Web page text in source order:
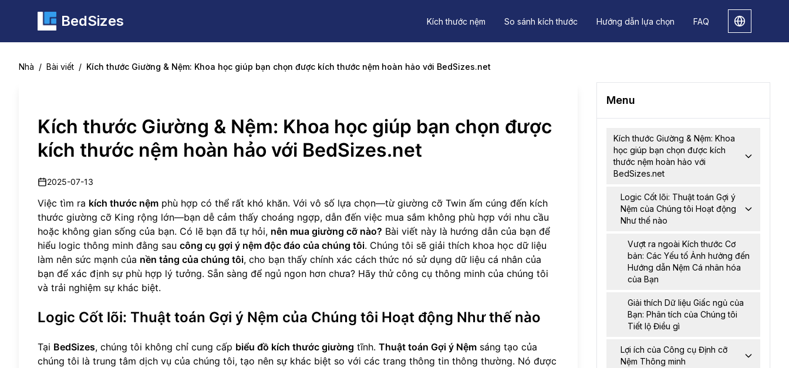
BedSizes Kích thước nệm So sánh kích thước Hướng dẫn lựa chọn FAQ
Nhà / Bài viết / Kích thước Giường & Nệm: Khoa học giúp bạn chọn được kích thước nệm hoàn hảo với BedSizes.net
Kích thước Giường & Nệm: Khoa học giúp bạn chọn được
kích thước nệm hoàn hảo với BedSizes.net
2025-07-13
Việc tìm ra kích thước nệm phù hợp có thể rất khó khăn. Với vô số lựa chọn—từ giường cỡ Twin ấm cúng đến kích
thước giường cỡ King rộng lớn—bạn dễ cảm thấy choáng ngợp, dẫn đến việc mua sắm không phù hợp với nhu cầu
hoặc không gian sống của bạn. Có lẽ bạn đã tự hỏi, nên mua giường cỡ nào? Bài viết này là hướng dẫn của bạn để
hiểu logic thông minh đằng sau công cụ gợi ý nệm độc đáo của chúng tôi. Chúng tôi sẽ giải thích khoa học dữ liệu
làm nên sức mạnh của nền tảng của chúng tôi, cho bạn thấy chính xác cách thức nó sử dụng dữ liệu cá nhân của
bạn để xác định sự phù hợp lý tưởng. Sẵn sàng để ngủ ngon hơn chưa? Hãy thử công cụ thông minh của chúng tôi
và trải nghiệm sự khác biệt.
Logic Cốt lõi: Thuật toán Gợi ý Nệm của Chúng tôi Hoạt động Như thế nào
Tại BedSizes, chúng tôi không chỉ cung cấp biểu đồ kích thước giường tĩnh. Thuật toán Gợi ý Nệm sáng tạo của
chúng tôi là trung tâm dịch vụ của chúng tôi, tạo nên sự khác biệt so với các trang thông tin thông thường. Nó được
Menu
Kích thước Giường & Nệm: Khoa
học giúp bạn chọn được kích
thước nệm hoàn hảo với
BedSizes.net
Logic Cốt lõi: Thuật toán Gợi ý
Nệm của Chúng tôi Hoạt động
Như thế nào
Vượt ra ngoài Kích thước Cơ
bản: Các Yếu tố Ảnh hưởng đến
Hướng dẫn Nệm Cá nhân hóa
của Bạn
Giải thích Dữ liệu Giấc ngủ của
Bạn: Phân tích của Chúng tôi
Tiết lộ Điều gì
Lợi ích của Công cụ Định cỡ
Nệm Thông minh